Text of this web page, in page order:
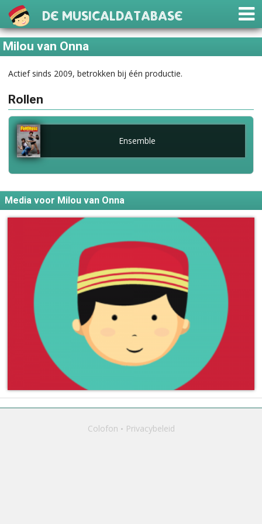
De Musicaldatabase
Milou van Onna
Actief sinds 2009, betrokken bij één productie.
Rollen
Ensemble
Media voor Milou van Onna
Colofon Privacybeleid